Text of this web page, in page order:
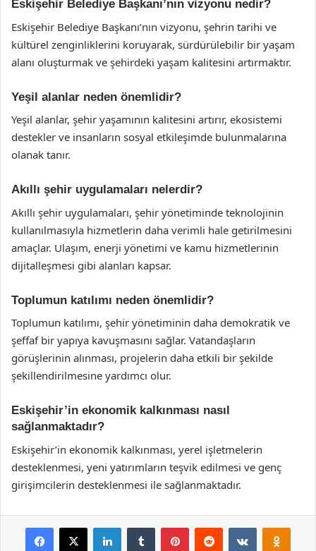
Eskişehir Belediye Başkanı’nın vizyonu nedir?
Eskişehir Belediye Başkanı’nın vizyonu, şehrin tarihi ve
kültürel zenginliklerini koruyarak, sürdürülebilir bir yaşam
alanı oluşturmak ve şehirdeki yaşam kalitesini artırmaktır.
Yeşil alanlar neden önemlidir?
Yeşil alanlar, şehir yaşamının kalitesini artırır, ekosistemi
destekler ve insanların sosyal etkileşimde bulunmalarına
olanak tanır.
Akıllı şehir uygulamaları nelerdir?
Akıllı şehir uygulamaları, şehir yönetiminde teknolojinin
kullanılmasıyla hizmetlerin daha verimli hale getirilmesini
amaçlar. Ulaşım, enerji yönetimi ve kamu hizmetlerinin
dijitalleşmesi gibi alanları kapsar.
Toplumun katılımı neden önemlidir?
Toplumun katılımı, şehir yönetiminin daha demokratik ve
şeffaf bir yapıya kavuşmasını sağlar. Vatandaşların
görüşlerinin alınması, projelerin daha etkili bir şekilde
şekillendirilmesine yardımcı olur.
Eskişehir’in ekonomik kalkınması nasıl
sağlanmaktadır?
Eskişehir’in ekonomik kalkınması, yerel işletmelerin
desteklenmesi, yeni yatırımların teşvik edilmesi ve genç
girişimcilerin desteklenmesi ile sağlanmaktadır.
Facebook
X LinkedInTumblr PinterestReddit VKontakte